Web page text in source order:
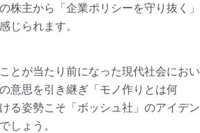
株主から「企業ポリシーを守り抜く」
じられます。
とが当たり前になった現代社会におい
意思を引き継ぎ「モノ作りとは何
る姿勢こそ「ボッシュ社」のアイデン
しょう。